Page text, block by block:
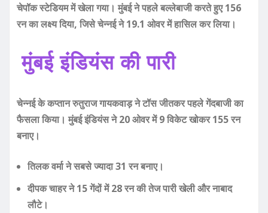
चेपॉक स्टेडियम में खेला गया। मुंबई ने पहले बल्लेबाजी करते हुए 156
रन का लक्ष्य दिया, जिसे चेन्नई ने 19.1 ओवर में हासिल कर लिया।
मुंबई इंडियंस की पारी
चेन्नई के कप्तान रुतुराज गायकवाड़ ने टॉस जीतकर पहले गेंदबाजी का
फैसला किया। मुंबई इंडियंस ने 20 ओवर में 9 विकेट खोकर 155 रन
बनाए।
तिलक वर्मा ने सबसे ज्यादा 31 रन बनाए।
दीपक चाहर ने 15 गेंदों में 28 रन की तेज पारी खेली और नाबाद
लौटे।